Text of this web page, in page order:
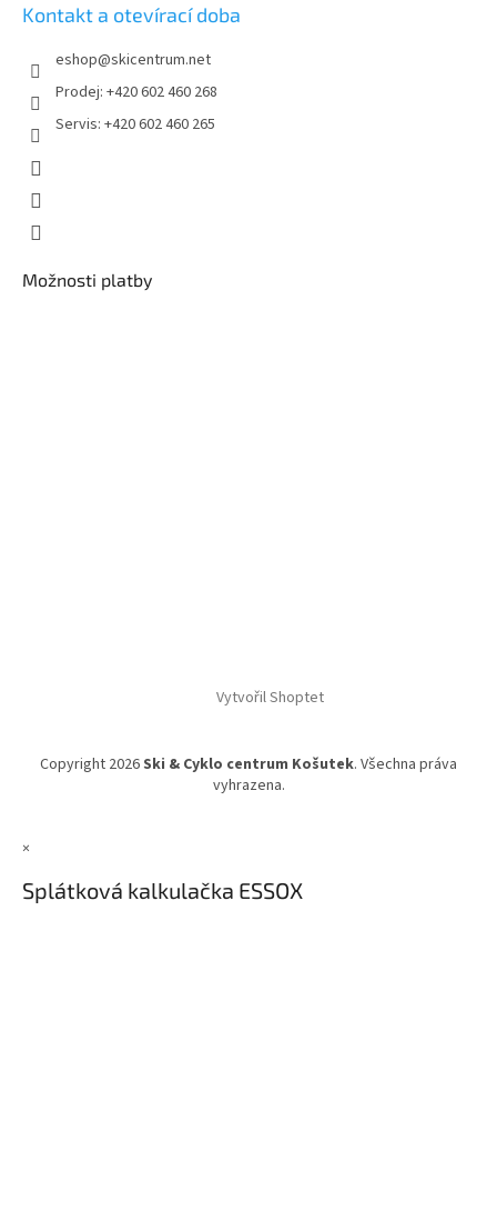
Kontakt a otevírací doba
eshop@skicentrum.net
Prodej: +420 602 460 268
Servis: +420 602 460 265
Možnosti platby
Vytvořil Shoptet
Copyright 2026Ski & Cyklo centrum Košutek. Všechna práva
vyhrazena.
×
Splátková kalkulačka ESSOX